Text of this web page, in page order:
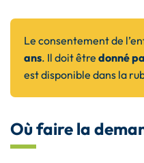
Le consentement de
ans. Il doit être donné
est disponible dans la
Où faire la